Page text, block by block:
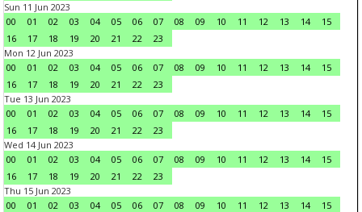
Sun 11 Jun 2023
00
01 02 03 04 05 06 07 08 09 10 11 12 13 14
15
16
17 18 19 20 21 22
23
Mon 12 Jun 2023
00
01 02 03 04 05 06 07 08 09 10 11 12 13 14
15
16
17 18 19 20 21 22
23
Tue 13 Jun 2023
00
01 02 03 04 05 06 07 08 09 10 11 12 13 14
15
16
17 18 19 20 21 22
23
Wed 14 Jun 2023
00
01 02 03 04 05 06 07 08 09 10 11 12 13 14
15
16
17 18 19 20 21 22
23
Thu 15 Jun 2023
00
01 02 03 04 05 06 07 08 09 10 11 12 13 14
15